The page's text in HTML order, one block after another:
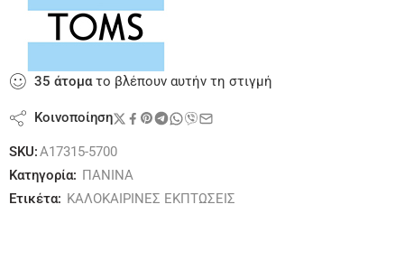
35 άτοματο βλέπουν αυτήν τη στιγμή
Κοινοποίηση
SKU:A17315-5700
Κατηγορία: ΠΑΝΙΝΑ
Ετικέτα: ΚΑΛΟΚΑΙΡΙΝΕΣ ΕΚΠΤΩΣΕΙΣ